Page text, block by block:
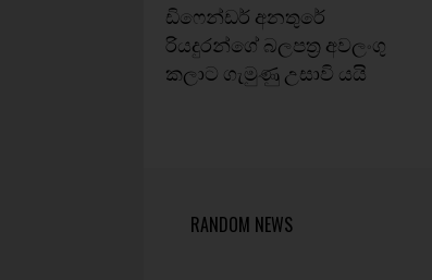
ඩිෆෙන්ඩර් අනතුරේ
රියදුරන්ගේ බලපත්‍ර අවලංගු
කලාට ගැමුණු උසාවි යයි
RANDOM NEWS